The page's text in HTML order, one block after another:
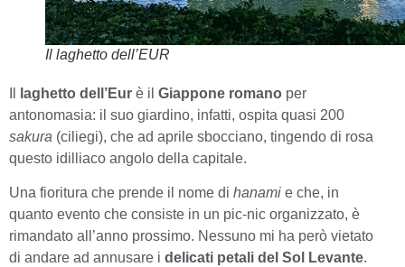
Il laghetto dell’EUR
laghetto dell’Eur è il Giappone romano per
antonomasia: il suo giardino, infatti, ospita quasi 200
sakura (ciliegi), che ad aprile sbocciano, tingendo di rosa
questo idilliaco angolo della capitale.
Una fioritura che prende il nome di hanami e che, in
quanto evento che consiste in un pic-nic organizzato, è
rimandato all’anno prossimo. Nessuno mi ha però vietato
di andare ad annusare i delicati petali del Sol Levante.